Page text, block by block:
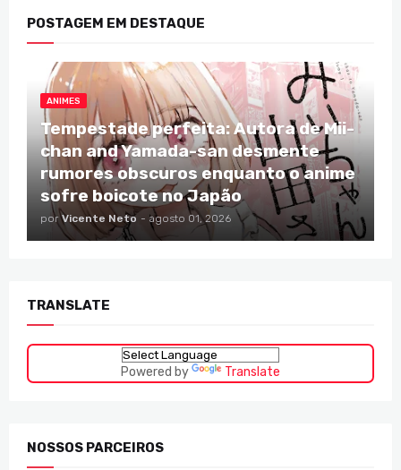
POSTAGEM EM DESTAQUE
ANIMES
Tempestade perfeita: Autora de Mii-
chan and Yamada-san desmente
rumores obscuros enquanto o anime
sofre boicote no Japão
por Vicente Neto - agosto 01, 2026
TRANSLATE
Powered by Translate
NOSSOS PARCEIROS